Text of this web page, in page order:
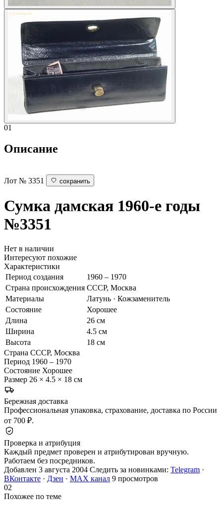
01
Описание
Лот № 3351 сохранить
Сумка дамская 1960-е годы
№3351
Нет в наличии
Интересуют похожие
Характеристики
Период создания
1960 – 1970
Страна происхождения СССР, Москва
Материалы
Латунь · Кожзаменитель
Состояние
Хорошее
Длина
26 см
Ширина
4.5 см
Высота
18 см
Страна СССР, Москва
Период 1960 – 1970
Состояние Хорошее
Размер 26 × 4.5 × 18 см
Бережная доставка
Профессиональная упаковка, страхование, доставка по России
от 700 ₽.
Проверка и атрибуция
Каждый предмет проверен и атрибутирован вручную.
Работаем без посредников.
Добавлен 3 августа 2004 Следить за новинками: Telegram ·
ВКонтакте · Дзен · MAX канал 9 просмотров
02
Похожее по теме